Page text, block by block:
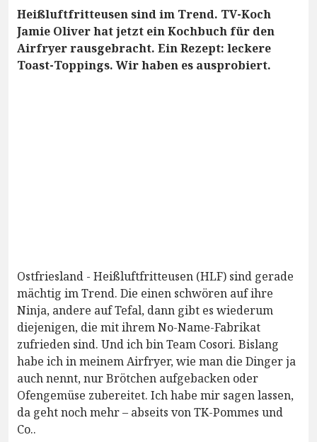
Heißluftfritteusen sind im Trend. TV-Koch
Jamie Oliver hat jetzt ein Kochbuch für den
Airfryer rausgebracht. Ein Rezept: leckere
Toast-Toppings. Wir haben es ausprobiert.
Ostfriesland - Heißluftfritteusen (HLF) sind gerade
mächtig im Trend. Die einen schwören auf ihre
Ninja, andere auf Tefal, dann gibt es wiederum
diejenigen, die mit ihrem No-Name-Fabrikat
zufrieden sind. Und ich bin Team Cosori. Bislang
habe ich in meinem Airfryer, wie man die Dinger ja
auch nennt, nur Brötchen aufgebacken oder
Ofengemüse zubereitet. Ich habe mir sagen lassen,
da geht noch mehr – abseits von TK-Pommes und
Co..